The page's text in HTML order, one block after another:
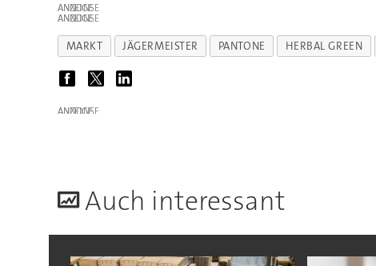
ANZEIGE
ANZEIGE
MARKT JÄGERMEISTER PANTONE HERBAL GREEN
ANZEIGE
Auch interessant